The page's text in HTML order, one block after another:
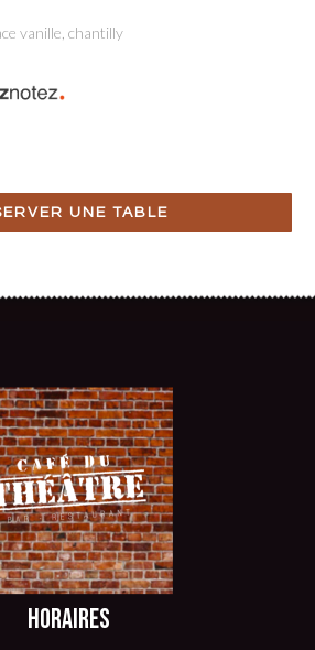
vanille, chantilly
UNE TABLE
Horaires